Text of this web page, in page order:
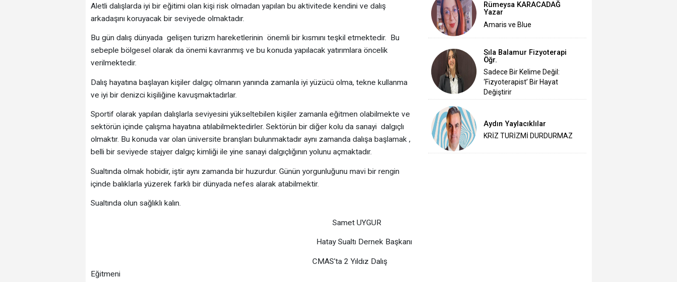
Aletli dalışlarda iyi bir eğitimi olan kişi risk olmadan yapılan bu aktivitede kendini ve dalış
arkadaşını koruyacak bir seviyede olmaktadır.
Bu gün dalış dünyada gelişen turizm hareketlerinin önemli bir kısmını teşkil etmektedir. Bu
sebeple bölgesel olarak da önemi kavranmış ve bu konuda yapılacak yatırımlara öncelik
verilmektedir.
Dalış hayatına başlayan kişiler dalgıç olmanın yanında zamanla iyi yüzücü olma, tekne kullanma
ve iyi bir denizci kişiliğine kavuşmaktadırlar.
Sportif olarak yapılan dalışlarla seviyesini yükseltebilen kişiler zamanla eğitmen olabilmekte ve
sektörün içinde çalışma hayatına atılabilmektedirler. Sektörün bir diğer kolu da sanayi dalgıçlı
olmaktır. Bu konuda var olan üniversite branşları bulunmaktadır aynı zamanda dalışa başlamak ,
belli bir seviyede stajyer dalgıç kimliği ile yine sanayi dalgıçlığının yolunu açmaktadır.
Sualtında olmak hobidir, iştir aynı zamanda bir huzurdur. Günün yorgunluğunu mavi bir rengin
içinde balıklarla yüzerek farklı bir dünyada nefes alarak atabilmektir.
Sualtında olun sağlıklı kalın.
Samet UYGUR
Hatay Sualtı Dernek Başkanı
CMAS'ta 2 Yıldız Dalış
Eğitmeni
Rümeysa KARACADAĞ
Yazar
Amaris ve Blue
Sıla Balamur Fizyoterapi
Öğr.
Sadece Bir Kelime Değil:
‘Fizyoterapist’ Bir Hayat
Değiştirir
Aydın Yaylacıklılar
KRİZ TURİZMİ DURDURMAZ